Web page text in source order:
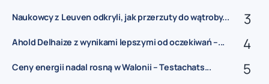
Naukowcy z Leuven odkryli, jak przerzuty do wątroby...
Ahold Delhaize z wynikami lepszymi od oczekiwań –...
Ceny energii nadal rosną w Walonii – Testachats...